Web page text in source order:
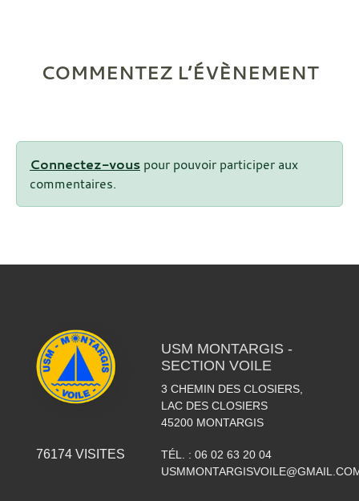
COMMENTEZ L’ÉVÈNEMENT
Connectez-vous pour pouvoir participer aux
commentaires.
76174VISITES
USM MONTARGIS -
SECTION VOILE
3 CHEMIN DES CLOSIERS,
LAC DES CLOSIERS
45200 MONTARGIS
TÉL. : 06 02 63 20 04